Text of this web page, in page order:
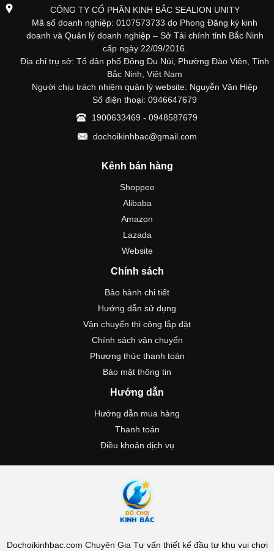
CÔNG TY CỔ PHẦN KINH BẮC SEALION UNITY
Mã số doanh nghiệp: 0107573733 do Phong Đăng ký kinh
doanh và Quản lý doanh nghiệp – Sở Tài chính tỉnh Bắc Ninh
cấp ngày 22/09/2016.
Địa chỉ trụ sở: Tổ dân phố Đông Du Núi, Phường Đào Viên, Tỉnh
Bắc Ninh, Việt Nam
Người chịu trách nhiệm quản lý website: Nguyễn Văn Hiệp
Số điện thoại: 0946647679
1900633469 - 0948587679
dochoikinhbac@gmail.com
Kênh bán hàng
Shoppee
Alibaba
Amazon
Lazada
Website
Chính sách
Bảo hành chi tiết
Hướng dẫn sử dụng
Vận chuyển thi công lắp đặt
Chính sách vận chuyển
Phương thức thanh toán
Bảo mật thông tin
Hướng dẫn
Hướng dẫn mua hàng
Thanh toán
Điều khoản dịch vụ
Dochoikinhbac.com Chuyên Gia Tư vấn thiết kế đầu tư khu vui chơi